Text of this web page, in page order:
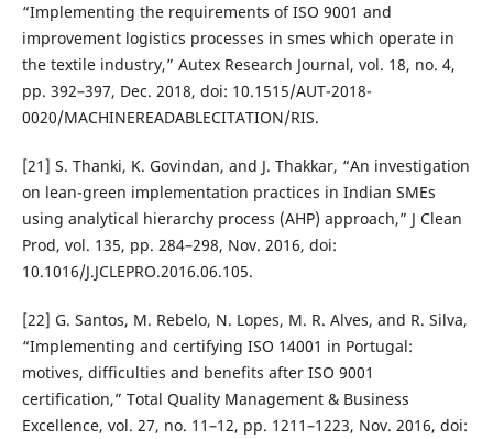
“Implementing the requirements of ISO 9001 and
improvement logistics processes in smes which operate in
the textile industry,” Autex Research Journal, vol. 18, no. 4,
pp. 392–397, Dec. 2018, doi: 10.1515/AUT-2018-
0020/MACHINEREADABLECITATION/RIS.
[21] S. Thanki, K. Govindan, and J. Thakkar, “An investigation
on lean-green implementation practices in Indian SMEs
using analytical hierarchy process (AHP) approach,” J Clean
Prod, vol. 135, pp. 284–298, Nov. 2016, doi:
10.1016/J.JCLEPRO.2016.06.105.
[22] G. Santos, M. Rebelo, N. Lopes, M. R. Alves, and R. Silva,
“Implementing and certifying ISO 14001 in Portugal:
motives, difficulties and benefits after ISO 9001
certification,” Total Quality Management & Business
Excellence, vol. 27, no. 11–12, pp. 1211–1223, Nov. 2016, doi: